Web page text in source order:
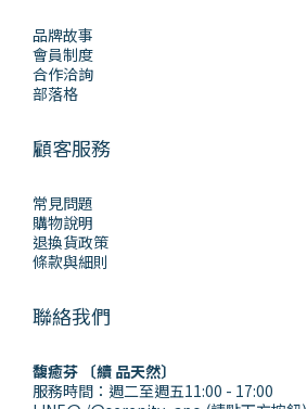
品牌故事
會員制度
合作洽詢
部落格
顧客服務
常見問題
購物說明
退換貨政策
條款與細則
聯絡我們
馥癒芬 〔續 品天然〕
服務時間：週二至週五11:00 - 17:00